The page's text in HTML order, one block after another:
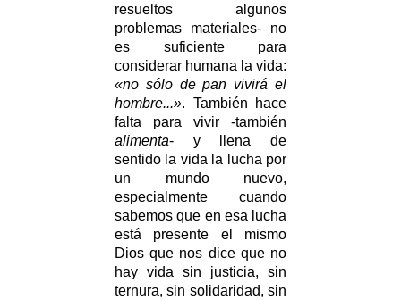
resueltos algunos
problemas materiales- no
es suficiente para
considerar humana la vida:
«no sólo de pan vivirá el
hombre...». También hace
falta para vivir -también
alimenta- y llena de
sentido la vida la lucha por
un mundo nuevo,
especialmente cuando
sabemos que en esa lucha
está presente el mismo
Dios que nos dice que no
hay vida sin justicia, sin
ternura, sin solidaridad, sin